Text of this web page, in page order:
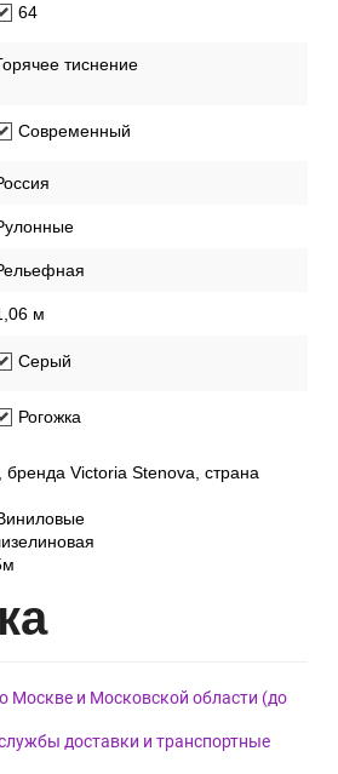
64
тиснение
Современный
м
Серый
Рогожка
Victoria Stenova, страна
Москве и Московской области (до
доставки и транспортные